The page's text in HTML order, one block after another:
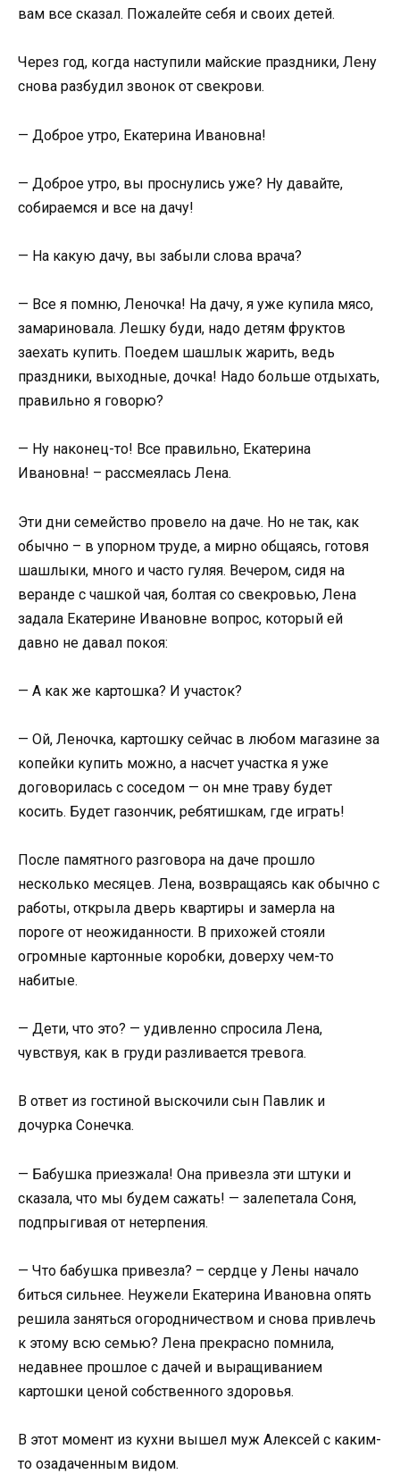
вам все сказал. Пожалейте себя и своих детей.
Через год, когда наступили майские праздники, Лену
снова разбудил звонок от свекрови.
— Доброе утро, Екатерина Ивановна!
— Доброе утро, вы проснулись уже? Ну давайте,
собираемся и все на дачу!
— На какую дачу, вы забыли слова врача?
— Все я помню, Леночка! На дачу, я уже купила мясо,
замариновала. Лешку буди, надо детям фруктов
заехать купить. Поедем шашлык жарить, ведь
праздники, выходные, дочка! Надо больше отдыхать,
правильно я говорю?
— Ну наконец-то! Все правильно, Екатерина
Ивановна! – рассмеялась Лена.
Эти дни семейство провело на даче. Но не так, как
обычно – в упорном труде, а мирно общаясь, готовя
шашлыки, много и часто гуляя. Вечером, сидя на
веранде с чашкой чая, болтая со свекровью, Лена
задала Екатерине Ивановне вопрос, который ей
давно не давал покоя:
— А как же картошка? И участок?
— Ой, Леночка, картошку сейчас в любом магазине за
копейки купить можно, а насчет участка я уже
договорилась с соседом — он мне траву будет
косить. Будет газончик, ребятишкам, где играть!
После памятного разговора на даче прошло
несколько месяцев. Лена, возвращаясь как обычно с
работы, открыла дверь квартиры и замерла на
пороге от неожиданности. В прихожей стояли
огромные картонные коробки, доверху чем-то
набитые.
— Дети, что это? — удивленно спросила Лена,
чувствуя, как в груди разливается тревога.
В ответ из гостиной выскочили сын Павлик и
дочурка Сонечка.
— Бабушка приезжала! Она привезла эти штуки и
сказала, что мы будем сажать! — залепетала Соня,
подпрыгивая от нетерпения.
— Что бабушка привезла? – сердце у Лены начало
биться сильнее. Неужели Екатерина Ивановна опять
решила заняться огородничеством и снова привлечь
к этому всю семью? Лена прекрасно помнила,
недавнее прошлое с дачей и выращиванием
картошки ценой собственного здоровья.
В этот момент из кухни вышел муж Алексей с каким-
то озадаченным видом.